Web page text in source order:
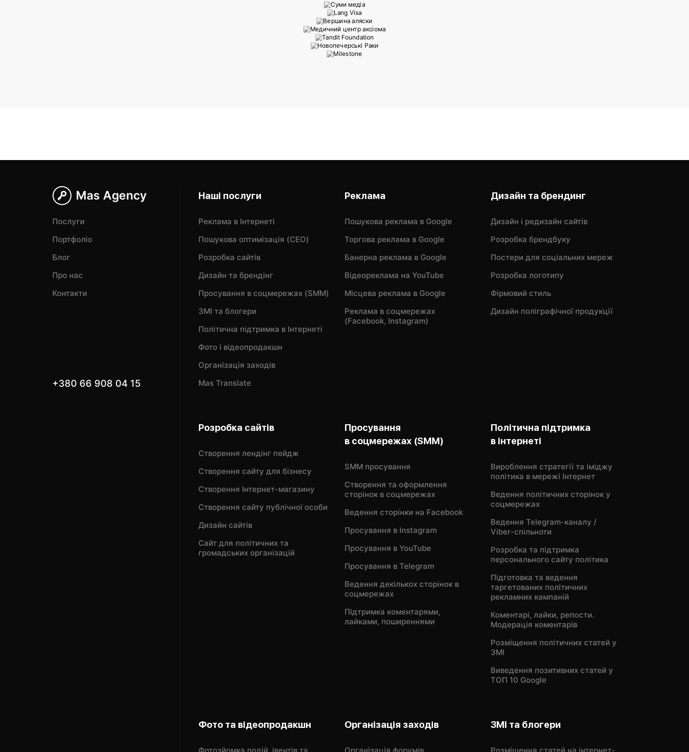
Mas Agency
Послуги
Портфоліо
Блог
Про нас
Контакти
+380 66 908 04 15
Наші послуги
Реклама в Інтернеті
Пошукова оптимізація (CEO)
Розробка сайтів
Дизайн та брендінг
Просування в соцмережах (SMM)
ЗМІ та блогери
Політична підтримка в Інтернеті
Фото і відеопродакшн
Організація заходів
Mas Translate
Реклама
Пошукова реклама в Google
Торгова реклама в Google
Банерна реклама в Google
Відеореклама на YouTube
Місцева реклама в Google
Реклама в соцмережах
(Facebook, Instagram)
Дизайн та брендинг
Дизайн і редизайн сайтів
Розробка брендбуку
Постери для соціальних мереж
Розробка логотипу
Фірмовий стиль
Дизайн поліграфічної продукції
Розробка сайтів
Створення лендінг пейдж
Створення сайту для бізнесу
Створення Інтернет-магазину
Створення сайту публічної особи
Дизайн сайтів
Сайт для політичних та
громадських організацій
Просування
в соцмережах (SMM)
SMM просування
Створення та оформлення
сторінок в соцмережах
Ведення сторінки на Facebook
Просування в Instagram
Просування в YouTube
Просування в Telegram
Ведення декількох сторінок в
соцмережах
Підтримка коментарями,
лайками, поширеннями
Політична підтримка
в інтернеті
Вироблення стратегії та іміджу
політика в мережі Інтернет
Ведення політичних сторінок у
соцмережах
Ведення Telegram-каналу /
Viber-спільноти
Розробка та підтримка
персонального сайту політика
Підготовка та ведення
таргетованих політичних
рекламних кампаній
Коментарі, лайки, репости.
Модерація коментарів
Розміщення політичних статей у
ЗМІ
Виведення позитивних статей у
ТОП 10 Google
Фото та відеопродакшн Організація заходів ЗМІ та блогери